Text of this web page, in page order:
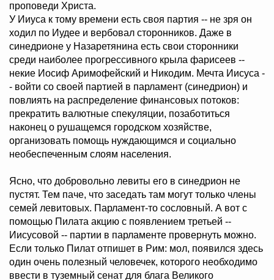
проповеди Христа.
У Ииуса к тому времени есть своя партия -- не зря он
ходил по Иудее и вербовал сторонников. Даже в
синедрионе у Назаретянина есть свои сторонники
среди наиболее прогрессивного крыла фарисеев --
некие Иосиф Аримофейский и Никодим. Мечта Иисуса -
- войти со своей партией в парламент (синедрион) и
повлиять на распределение финансовых потоков:
прекратить валютные спекуляции, позаботиться
наконец о рушащемся городском хозяйстве,
организовать помощь нуждающимся и социально
необеспеченным слоям населения.
Ясно, что добровольно левиты его в синедрион не
пустят. Тем паче, что заседать там могут только члены
семей левитовых. Парламент-то сословный. А вот с
помощью Пилата акцию с появлением третьей --
Иисусовой -- партии в парламенте провернуть можно.
Если только Пилат отпишет в Рим: мол, появился здесь
один очень полезный человечек, которого необходимо
ввести в туземный сенат для блага Великого